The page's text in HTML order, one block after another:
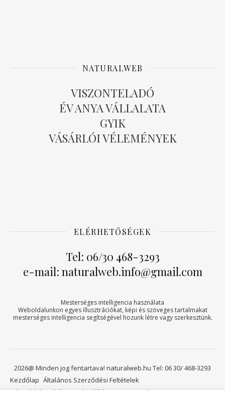
NATURALWEB
VISZONTELADÓ
ÉV ANYA VÁLLALATA
GYIK
VÁSÁRLÓI VÉLEMÉNYEK
ELÉRHETŐSÉGEK
Tel: 06/30 468-3293
e-mail: naturalweb.info@gmail.com
Mesterséges intelligencia használata
Weboldalunkon egyes illusztrációkat, képi és szöveges tartalmakat
mesterséges intelligencia segítségével hozunk létre vagy szerkesztünk.
2026@ Minden jog fentartava! naturalweb.hu Tel: 06 30/ 468-3293
Kezdőlap Általános Szerződési Feltételek